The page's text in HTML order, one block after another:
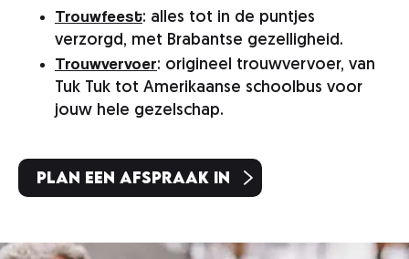
Trouwfeest: alles tot in de puntjes
verzorgd, met Brabantse gezelligheid.
Trouwvervoer: origineel trouwvervoer, van
Tuk Tuk tot Amerikaanse schoolbus voor
jouw hele gezelschap.
Plan een afspraak in